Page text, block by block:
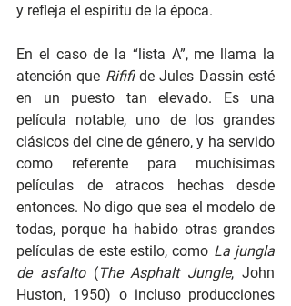
y refleja el espíritu de la época.
En el caso de la “lista A”, me llama la
atención que Rififi de Jules Dassin esté
en un puesto tan elevado. Es una
película notable, uno de los grandes
clásicos del cine de género, y ha servido
como referente para muchísimas
películas de atracos hechas desde
entonces. No digo que sea el modelo de
todas, porque ha habido otras grandes
películas de este estilo, como La jungla
de asfalto (The Asphalt Jungle, John
Huston, 1950) o incluso producciones